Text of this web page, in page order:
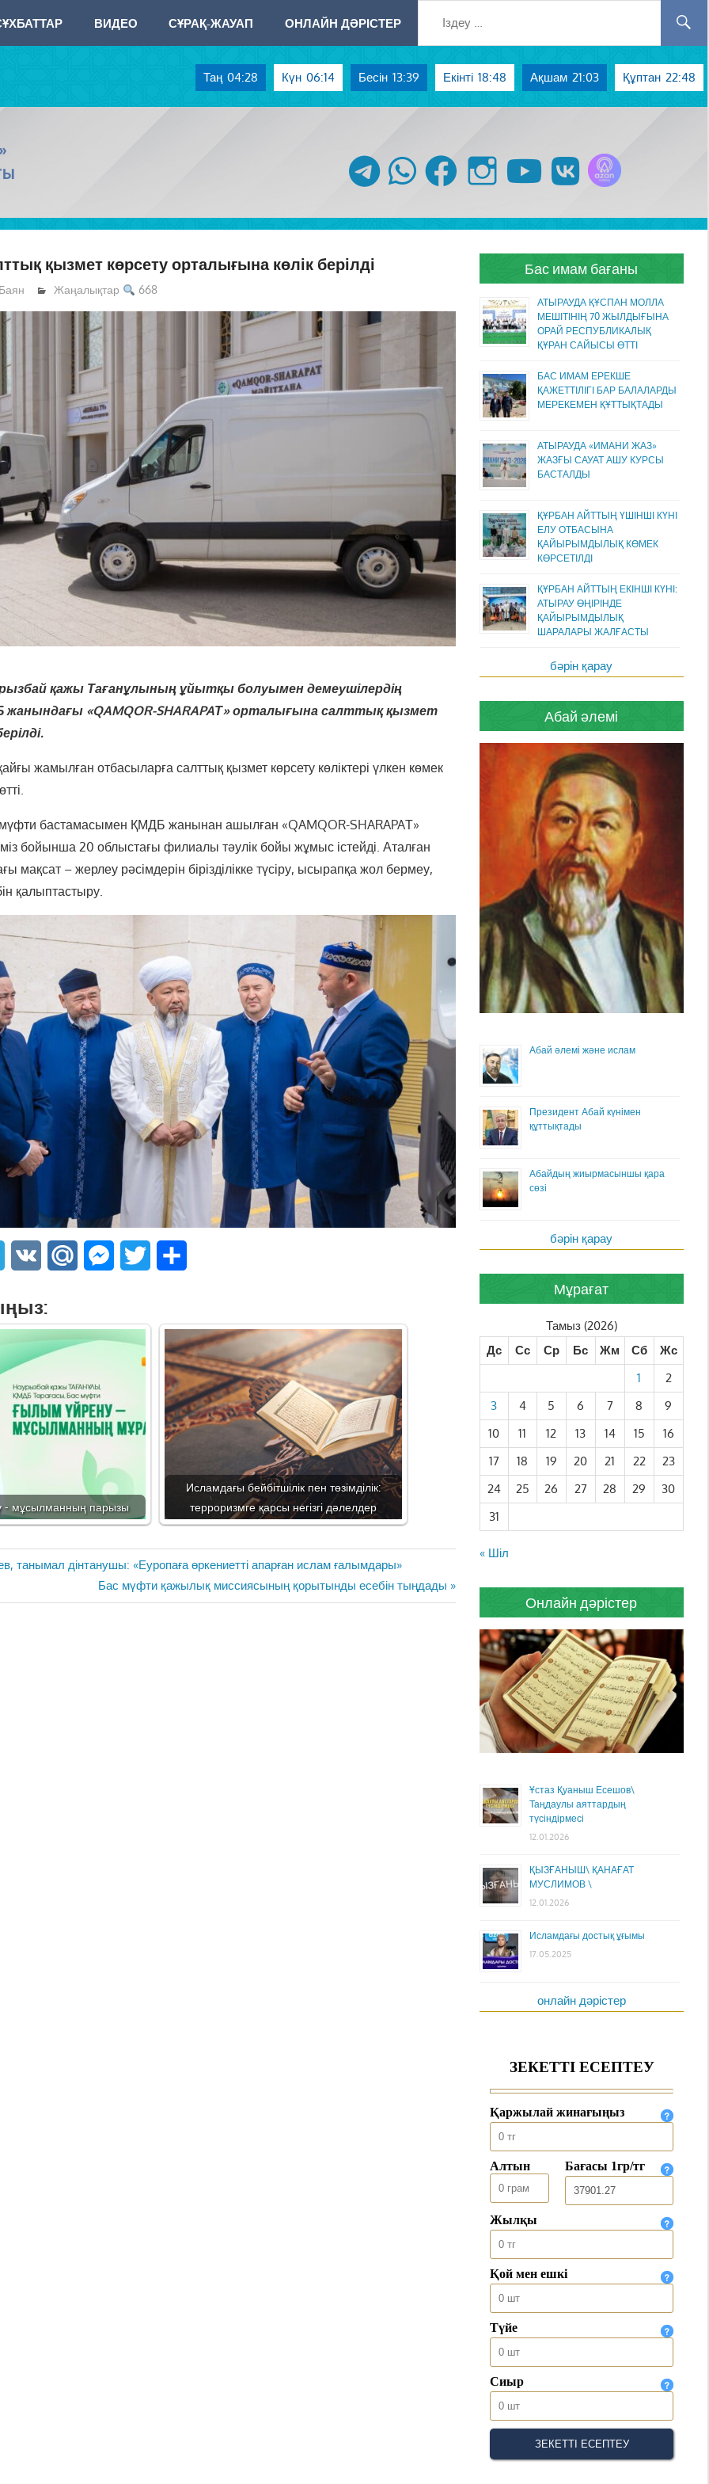
ВИДЕО СҰРАҚ-ЖАУАП ОНЛАЙН ДӘРІСТЕР
Таң 04:28 Күн 06:14 Бесін 13:39 Екінті 18:48 Ақшам 21:03 Құптан 22:48
telegram whatsapp facebook instagram youtubevk
қызмет көрсету орталығына көлік берілді
Баян Жаңалықтар 668
қажы Тағанұлының ұйытқы болуымен демеушілердің
жанындағы «QAMQOR-SHARAPAТ» орталығына салттық қызмет
жамылған отбасыларға салттық қызмет көрсету көліктері үлкен көмек
мүфти бастамасымен ҚМДБ жанынан ашылған «QAMQOR-SHARAPAТ»
бойынша 20 облыстағы филиалы тәулік бойы жұмыс істейді. Аталған
мақсат – жерлеу рәсімдерін бірізділікке түсіру, ысырапқа жол бермеу,
қалыптастыру.
Telegram
VK Mail.Ru Messenger
Twitter
- мұсылманның парызы
Исламдағы бейбітшілік пен төзімділік:
терроризмге қарсы негізгі дәлелдер
танымал дінтанушы: «Еуропаға өркениетті апарған ислам ғалымдары»
Next
Post:
Бас мүфти қажылық миссиясының қорытынды есебін тыңдады
Бас имам бағаны
АТЫРАУДА ҚҰСПАН МОЛЛА
МЕШІТІНІҢ 70 ЖЫЛДЫҒЫНА
ОРАЙ РЕСПУБЛИКАЛЫҚ
ҚҰРАН САЙЫСЫ ӨТТІ
БАС ИМАМ ЕРЕКШЕ
ҚАЖЕТТІЛІГІ БАР БАЛАЛАРДЫ
МЕРЕКЕМЕН ҚҰТТЫҚТАДЫ
АТЫРАУДА «ИМАНИ ЖАЗ»
ЖАЗҒЫ САУАТ АШУ КУРСЫ
БАСТАЛДЫ
ҚҰРБАН АЙТТЫҢ ҮШІНШІ КҮНІ
ЕЛУ ОТБАСЫНА
ҚАЙЫРЫМДЫЛЫҚ КӨМЕК
КӨРСЕТІЛДІ
ҚҰРБАН АЙТТЫҢ ЕКІНШІ КҮНІ:
АТЫРАУ ӨҢІРІНДЕ
ҚАЙЫРЫМДЫЛЫҚ
ШАРАЛАРЫ ЖАЛҒАСТЫ
бәрін қарау
Абай әлемі
Абай әлемі және ислам
Президент Абай күнімен
құттықтады
Абайдың жиырмасыншы қара
сөзі
бәрін қарау
Мұрағат
Тамыз (2026)
Дс
Сс Ср Бс Жм Сб
Жс
1
2
3
4 5 6 7 8
9
10
11 12 13 14 15
16
17
18 19 20 21 22
23
24
25 26 27 28 29
30
31
« Шіл
Онлайн дәрістер
Ұстаз Қуаныш Есешов\
Таңдаулы аяттардың
түсіндірмесі
12.01.2026
ҚЫЗҒАНЫШ\ ҚАНАҒАТ
МУСЛИМОВ \
12.01.2026
Исламдағы достық ұғымы
17.05.2025
онлайн дәрістер